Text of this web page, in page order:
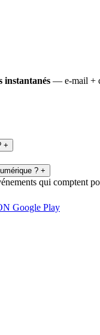
instantanés — e-mail +
+
? +
qui comptent
Google Play